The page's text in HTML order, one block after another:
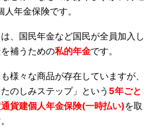
人年金保険です。
、国民年金など国民が全員加入し
補うための私的年金です。
様々な商品が存在していますが、
のしみステップ」という 5年ごと
貨建個人年金保険(一時払い)を取